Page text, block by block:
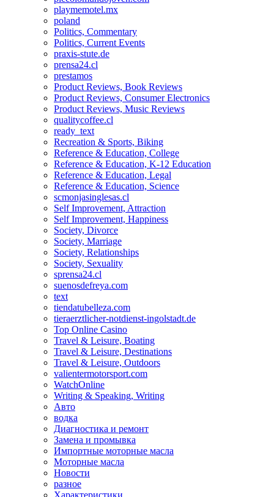
playmemotel.mx
poland
Politics, Commentary
Politics, Current Events
praxis-stute.de
prensa24.cl
prestamos
Product Reviews, Book Reviews
Product Reviews, Consumer Electronics
Product Reviews, Music Reviews
qualitycoffee.cl
ready_text
Recreation & Sports, Biking
Reference & Education, College
Reference & Education, K-12 Education
Reference & Education, Legal
Reference & Education, Science
scmonjasinglesas.cl
Self Improvement, Attraction
Self Improvement, Happiness
Society, Divorce
Society, Marriage
Society, Relationships
Society, Sexuality
sprensa24.cl
suenosdefreya.com
text
tiendatubelleza.com
tieraerztlicher-notdienst-ingolstadt.de
Top Online Casino
Travel & Leisure, Boating
Travel & Leisure, Destinations
Travel & Leisure, Outdoors
valientermotorsport.com
WatchOnline
Writing & Speaking, Writing
Авто
водка
Диагностика и ремонт
Замена и промывка
Импортные моторные масла
Моторные масла
Новости
разное
Характеристики